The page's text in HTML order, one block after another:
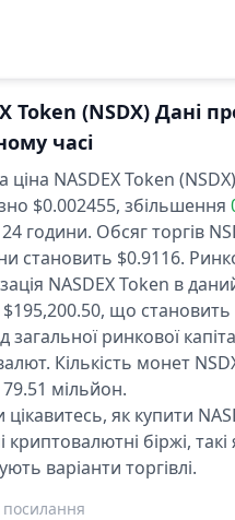
Token (NSDX) Дані
часі
ціна NASDEX Token
$0.002455, збільшення
години. Обсяг торгів
становить $0.9116.
NASDEX Token в
$195,200.50, що
загальної ринкової
Кількість монет
79.51 мільйон.
як купити
криптовалютні біржі, такі
варіанти торгівлі.
посилання